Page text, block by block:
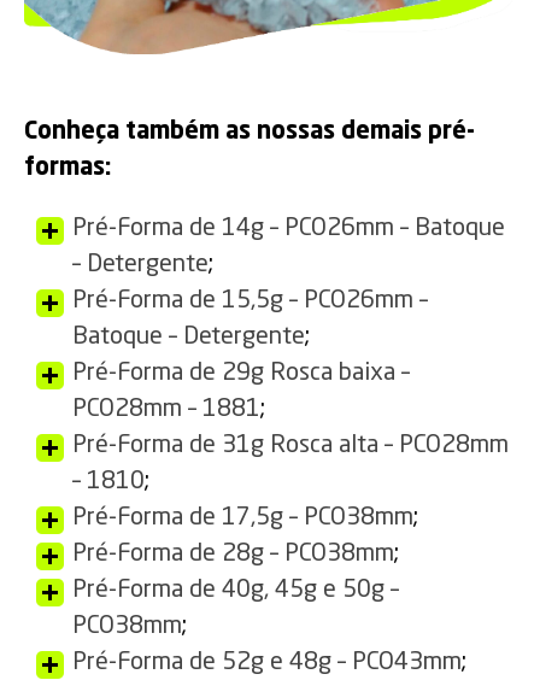
Conheça também as nossas demais pré-
formas:
Pré-Forma de 14g – PCO26mm – Batoque
– Detergente;
Pré-Forma de 15,5g – PCO26mm –
Batoque – Detergente;
Pré-Forma de 29g Rosca baixa –
PCO28mm – 1881;
Pré-Forma de 31g Rosca alta – PCO28mm
– 1810;
Pré-Forma de 17,5g – PCO38mm;
Pré-Forma de 28g – PCO38mm;
Pré-Forma de 40g, 45g e 50g –
PCO38mm;
Pré-Forma de 52g e 48g – PCO43mm;